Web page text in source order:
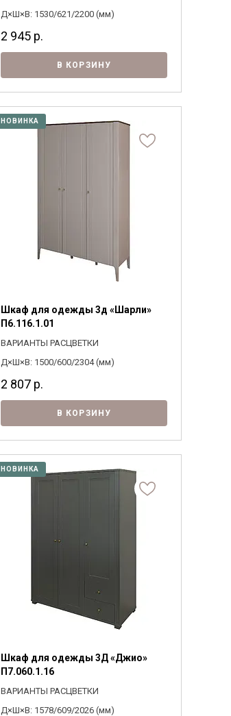
Д×Ш×В: 1530/621/2200 (мм)
2 945 р.
В КОРЗИНУ
НОВИНКА
Шкаф для одежды 3д «Шарли»
П6.116.1.01
ВАРИАНТЫ РАСЦВЕТКИ
Д×Ш×В: 1500/600/2304 (мм)
2 807 р.
В КОРЗИНУ
НОВИНКА
Шкаф для одежды 3Д «Джио»
П7.060.1.16
ВАРИАНТЫ РАСЦВЕТКИ
Д×Ш×В: 1578/609/2026 (мм)